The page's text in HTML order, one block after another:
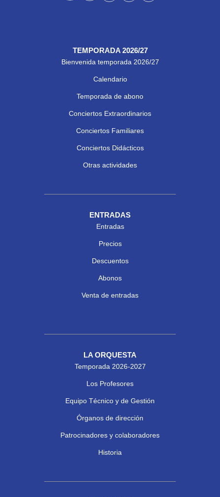
TEMPORADA 2026/27
Bienvenida temporada 2026/27
Calendario
Temporada de abono
Conciertos Extraordinarios
Conciertos Familiares
Conciertos Didácticos
Otras actividades
ENTRADAS
Entradas
Precios
Descuentos
Abonos
Venta de entradas
LA ORQUESTA
Temporada 2026-2027
Los Profesores
Equipo Técnico y de Gestión
Órganos de dirección
Patrocinadores y colaboradores
Historia